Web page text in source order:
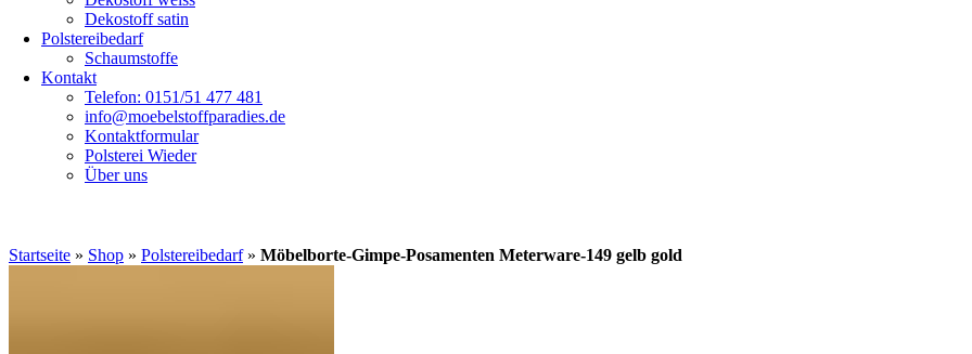
Dekostoff satin
Polstereibedarf
Schaumstoffe
Kontakt
Telefon: 0151/51 477 481
info@moebelstoffparadies.de
Kontaktformular
Polsterei Wieder
Über uns
Startseite » Shop » Polstereibedarf» Möbelborte-Gimpe-Posamenten Meterware-149 gelb gold